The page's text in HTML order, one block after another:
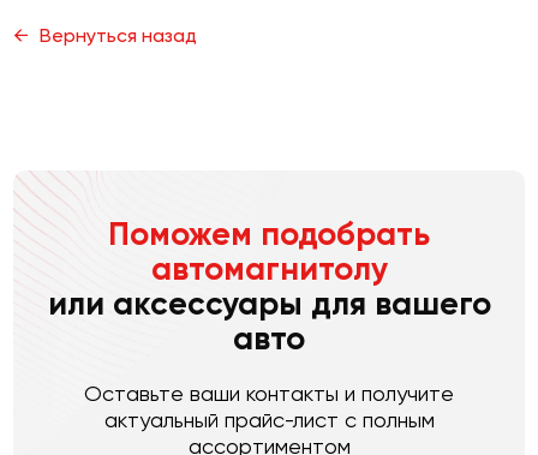
Вернуться назад
Поможем подобрать
автомагнитолу
или аксессуары для вашего
авто
Оставьте ваши контакты и получите
актуальный прайс-лист с полным
ассортиментом